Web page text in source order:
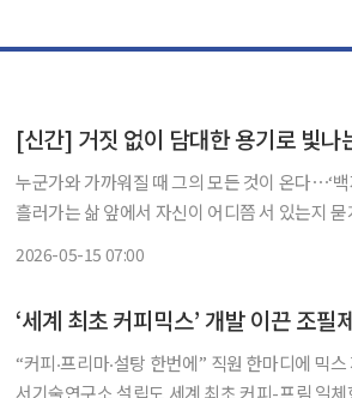
[신간] 거짓 없이 담대한 용기로 빛나
누군가와 가까워질 때 그의 모든 것이 온다⋯‘백지 앞에서’ 누구나 한 번쯤
흘러가는 삶 앞에서 자신이 어디쯤 서 있는지
2026-05-15 07:00
‘세계 최초 커피믹스’ 개발 이끈 조필
“커피‧프리마‧설탕 한번에” 직원 한마디에 믹
서기술연구소 설립도 세계 최초 커피-프림 일체형 제품인 ‘커피믹스’ 개발을 주도한 조필제